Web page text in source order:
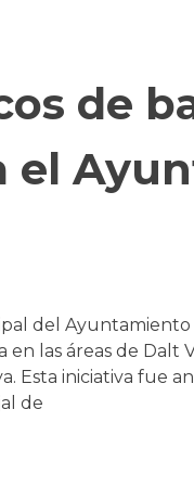
de
el
del
en las áreas de
Esta iniciativa fue
de